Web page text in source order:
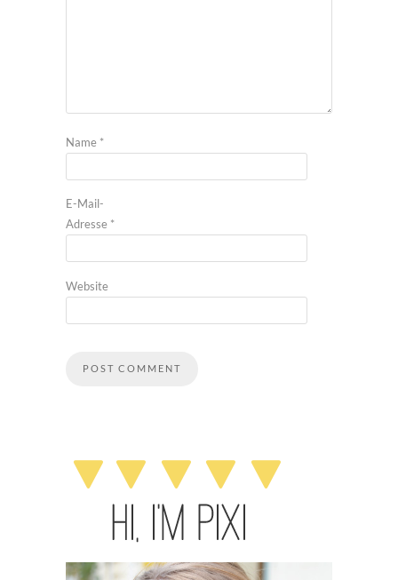
Name *
E-Mail-
Adresse *
Website